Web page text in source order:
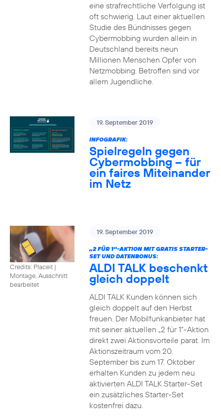
eine strafrechtliche Verfolgung ist
oft schwierig. Laut einer aktuellen
Studie des Bündnisses gegen
Cybermobbing wurden allein in
Deutschland bereits neun
Millionen Menschen Opfer von
Netzmobbing. Betroffen sind vor
allem Jugendliche.
19. September 2019
INFOGRAFIK:
Spielregeln gegen
Cybermobbing – für
ein faires Miteinander
im Netz
Credits: Placeit |
Montage, Ausschnitt
bearbeitet
19. September 2019
„2 FÜR 1“-AKTION MIT GRATIS STARTER-
SET UND DATENBONUS:
ALDI TALK beschenkt
gleich doppelt
ALDI TALK Kunden können sich
gleich doppelt auf den Herbst
freuen. Der Mobilfunkanbieter hat
mit seiner aktuellen „2 für 1“-Aktion
direkt zwei Aktionsvorteile parat. Im
Aktionszeitraum vom 20.
September bis zum 17. Oktober
erhalten Kunden zu jedem neu
aktivierten ALDI TALK Starter-Set
ein zusätzliches Starter-Set
kostenfrei dazu.